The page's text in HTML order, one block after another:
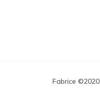
Fabrice ©2020